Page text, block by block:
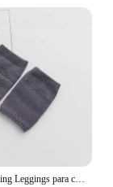
Não Slip Crawling Leggings para crianças, crianças, acessórios do bebê, Dot Knee Pads, protetor, joelheira de segurança, Leg Warmer, meninas, meninos, bebês